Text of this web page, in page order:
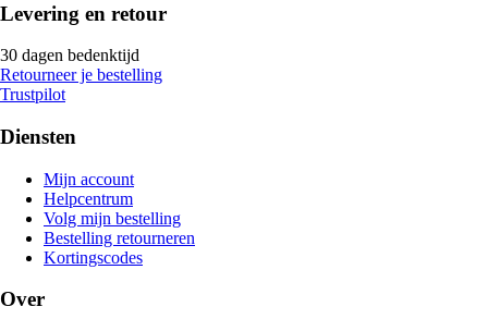
Levering en retour
30 dagen bedenktijd
Retourneer je bestelling
Trustpilot
Diensten
Mijn account
Helpcentrum
Volg mijn bestelling
Bestelling retourneren
Kortingscodes
Over